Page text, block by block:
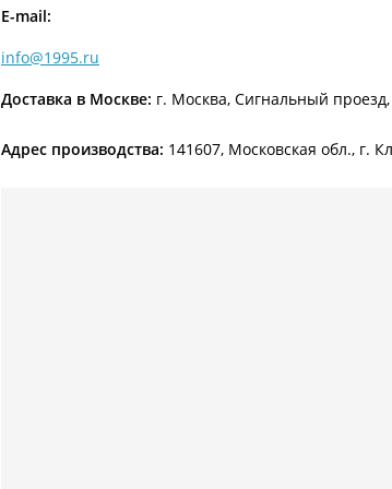
E-mail:
info@1995.ru
Доставка в Москве: г. Москва, Сигнальный
Адрес производства: 141607, Московская обл., г.